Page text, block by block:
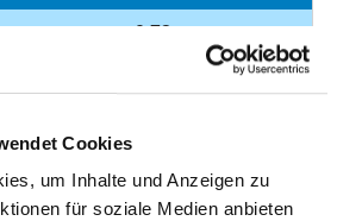
Cookies
um Inhalte und Anzeigen zu
für soziale Medien anbieten
0,73